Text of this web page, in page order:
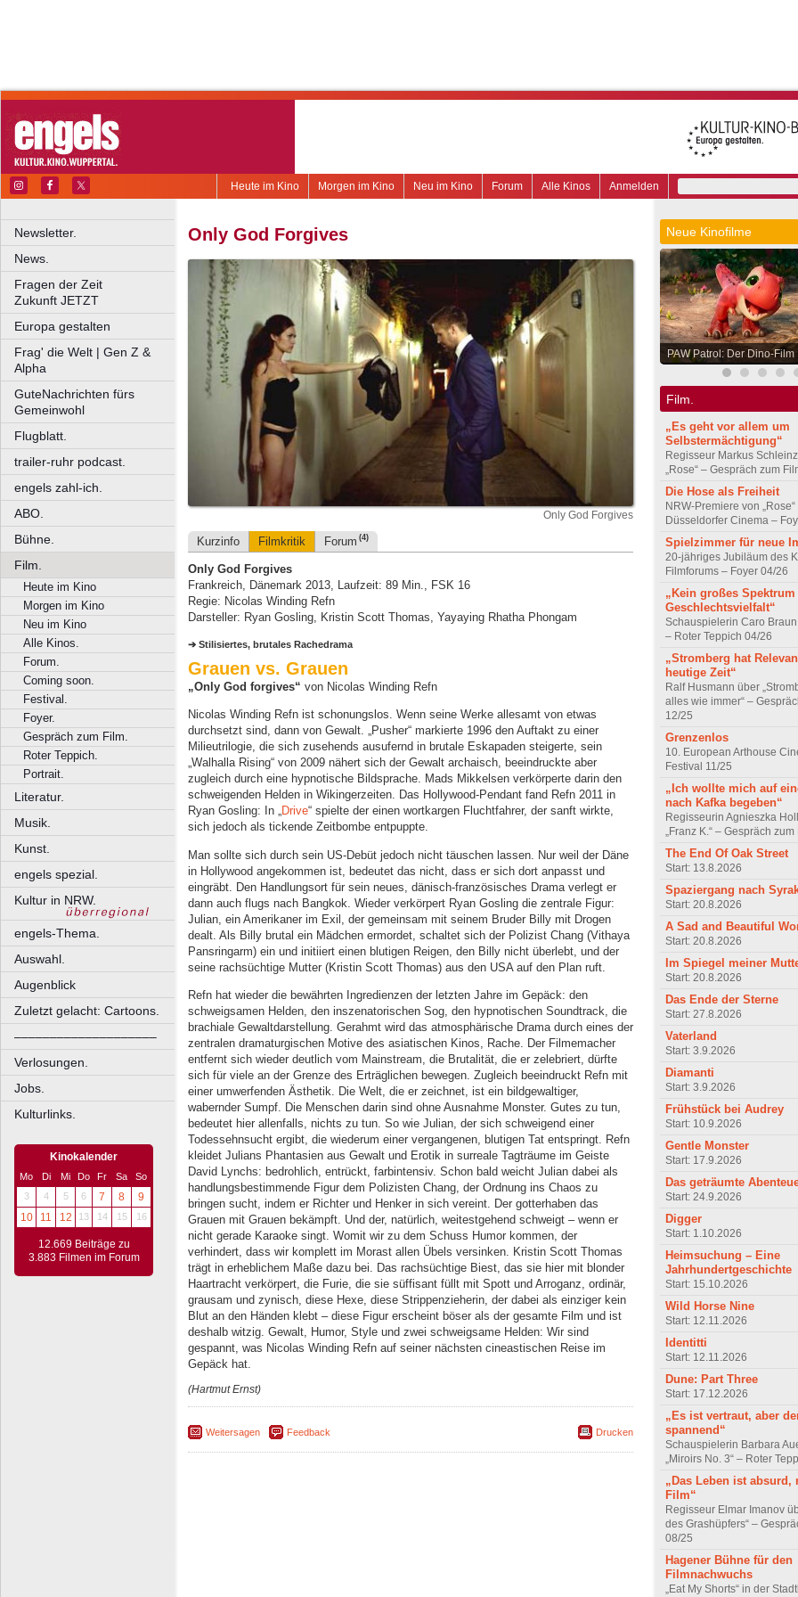
Anmelden
Alle Kinos
Forum
Neu im Kino
Morgen im Kino
Heute im Kino
Newsletter.
News.
Fragen der Zeit
Zukunft JETZT
Europa gestalten
Frag' die Welt | Gen Z &
Alpha
GuteNachrichten fürs
Gemeinwohl
Flugblatt.
trailer-ruhr podcast.
engels zahl-ich.
ABO.
Bühne.
Film.
Heute im Kino
Morgen im Kino
Neu im Kino
Alle Kinos.
Forum.
Coming soon.
Festival.
Foyer.
Gespräch zum Film.
Roter Teppich.
Portrait.
Literatur.
Musik.
Kunst.
engels spezial.
Kultur in NRW.
engels-Thema.
Auswahl.
Augenblick
Zuletzt gelacht: Cartoons.
––––––––––––––––––––
Verlosungen.
Jobs.
Kulturlinks.
Kinokalender
Mo Di Mi Do Fr Sa
So
3
4 5 6 7 8
9
10
11 12 13 14 15 16
12.669 Beiträge zu
3.883 Filmen im Forum
Only God Forgives
Only God Forgives
Kurzinfo Filmkritik Forum (4)
Only God Forgives
Frankreich, Dänemark 2013, Laufzeit: 89 Min., FSK 16
Regie: Nicolas Winding Refn
Darsteller: Ryan Gosling, Kristin Scott Thomas, Yayaying Rhatha Phongam
Stilisiertes, brutales Rachedrama
Grauen vs. Grauen
„Only God forgives“ von Nicolas Winding Refn
Nicolas Winding Refn ist schonungslos. Wenn seine Werke allesamt von etwas
durchsetzt sind, dann von Gewalt. „Pusher“ markierte 1996 den Auftakt zu einer
Milieutrilogie, die sich zusehends ausufernd in brutale Eskapaden steigerte, sein
„Walhalla Rising“ von 2009 nähert sich der Gewalt archaisch, beeindruckte aber
zugleich durch eine hypnotische Bildsprache. Mads Mikkelsen verkörperte darin den
schweigenden Helden in Wikingerzeiten. Das Hollywood-Pendant fand Refn 2011 in
Ryan Gosling: In „Drive“ spielte der einen wortkargen Fluchtfahrer, der sanft wirkte,
sich jedoch als tickende Zeitbombe entpuppte.
Man sollte sich durch sein US-Debüt jedoch nicht täuschen lassen. Nur weil der Däne
in Hollywood angekommen ist, bedeutet das nicht, dass er sich dort anpasst und
eingräbt. Den Handlungsort für sein neues, dänisch-französisches Drama verlegt er
dann auch flugs nach Bangkok. Wieder verkörpert Ryan Gosling die zentrale Figur:
Julian, ein Amerikaner im Exil, der gemeinsam mit seinem Bruder Billy mit Drogen
dealt. Als Billy brutal ein Mädchen ermordet, schaltet sich der Polizist Chang (Vithaya
Pansringarm) ein und initiiert einen blutigen Reigen, den Billy nicht überlebt, und der
seine rachsüchtige Mutter (Kristin Scott Thomas) aus den USA auf den Plan ruft.
Refn hat wieder die bewährten Ingredienzen der letzten Jahre im Gepäck: den
schweigsamen Helden, den inszenatorischen Sog, den hypnotischen Soundtrack, die
brachiale Gewaltdarstellung. Gerahmt wird das atmosphärische Drama durch eines der
zentralen dramaturgischen Motive des asiatischen Kinos, Rache. Der Filmemacher
entfernt sich wieder deutlich vom Mainstream, die Brutalität, die er zelebriert, dürfte
sich für viele an der Grenze des Erträglichen bewegen. Zugleich beeindruckt Refn mit
einer umwerfenden Ästhetik. Die Welt, die er zeichnet, ist ein bildgewaltiger,
wabernder Sumpf. Die Menschen darin sind ohne Ausnahme Monster. Gutes zu tun,
bedeutet hier allenfalls, nichts zu tun. So wie Julian, der sich schweigend einer
Todessehnsucht ergibt, die wiederum einer vergangenen, blutigen Tat entspringt. Refn
kleidet Julians Phantasien aus Gewalt und Erotik in surreale Tagträume im Geiste
David Lynchs: bedrohlich, entrückt, farbintensiv. Schon bald weicht Julian dabei als
handlungsbestimmende Figur dem Polizisten Chang, der Ordnung ins Chaos zu
bringen sucht, indem er Richter und Henker in sich vereint. Der gotterhaben das
Grauen mit Grauen bekämpft. Und der, natürlich, weitestgehend schweigt – wenn er
nicht gerade Karaoke singt. Womit wir zu dem Schuss Humor kommen, der
verhindert, dass wir komplett im Morast allen Übels versinken. Kristin Scott Thomas
trägt in erheblichem Maße dazu bei. Das rachsüchtige Biest, das sie hier mit blonder
Haartracht verkörpert, die Furie, die sie süffisant füllt mit Spott und Arroganz, ordinär,
grausam und zynisch, diese Hexe, diese Strippenzieherin, der dabei als einziger kein
Blut an den Händen klebt – diese Figur erscheint böser als der gesamte Film und ist
deshalb witzig. Gewalt, Humor, Style und zwei schweigsame Helden: Wir sind
gespannt, was Nicolas Winding Refn auf seiner nächsten cineastischen Reise im
Gepäck hat.
(Hartmut Ernst)
Weitersagen Feedback Drucken
Neue Kinofilme
PAW Patrol: Der Dino-Film
Film.
„Es geht vor allem um
Selbstermächtigung“
Regisseur Markus
„Rose“ – Gespräch zum
Die Hose als Freiheit
NRW-Premiere von „Rose“
Düsseldorfer Cinema –
Spielzimmer für neue
20-jähriges Jubiläum des
Filmforums – Foyer 04/26
„Kein großes Spektrum
Geschlechtsvielfalt“
Schauspielerin Caro Braun
– Roter Teppich 04/26
„Stromberg hat
heutige Zeit“
Ralf Husmann über
alles wie immer“ –
12/25
Grenzenlos
10. European Arthouse
Festival 11/25
„Ich wollte mich auf
nach Kafka begeben“
Regisseurin Agnieszka
„Franz K.“ – Gespräch
The End Of Oak Street
Start: 13.8.2026
Spaziergang nach
Start: 20.8.2026
A Sad and Beautiful
Start: 20.8.2026
Im Spiegel meiner
Start: 20.8.2026
Das Ende der Sterne
Start: 27.8.2026
Vaterland
Start: 3.9.2026
Diamanti
Start: 3.9.2026
Frühstück bei Audrey
Start: 10.9.2026
Gentle Monster
Start: 17.9.2026
Das geträumte
Start: 24.9.2026
Digger
Start: 1.10.2026
Heimsuchung – Eine
Jahrhundertgeschichte
Start: 15.10.2026
Wild Horse Nine
Start: 12.11.2026
Identitti
Start: 12.11.2026
Dune: Part Three
Start: 17.12.2026
„Es ist vertraut, aber
spannend“
Schauspielerin Barbara
„Miroirs No. 3“ – Roter
„Das Leben ist absurd,
Film“
Regisseur Elmar Imanov
des Grashüpfers“ –
08/25
Hagener Bühne für den
Filmnachwuchs
„Eat My Shorts“ in der